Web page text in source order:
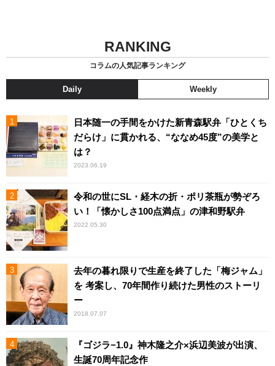
RANKING
コラムの人気記事ランキング
Daily Weekly
日本随一の手間をかけた新青森駅弁「ひとくち
だらけ」に貫かれる、“ななめ45度”の美学と
は？
2023.06.19
令和の世にSL・経木の折・ポリ茶瓶が勢ぞろ
い！「懐かしさ100点満点」の津和野駅弁
2022.05.30
去年の暮れ限りで生産を終了した「梅ジャム」
を 考案し、70年間作り続けた男性のストーリ
ー
2018.07.07
『ゴジラ−1.0』神木隆之介×浜辺美波が出演、
生誕70周年記念作